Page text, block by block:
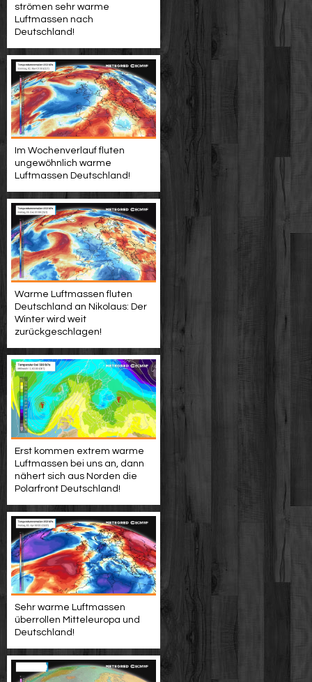
strömen sehr warme
Luftmassen nach
Deutschland!
Im Wochenverlauf fluten
ungewöhnlich warme
Luftmassen Deutschland!
Warme Luftmassen fluten
Deutschland an Nikolaus: Der
Winter wird weit
zurückgeschlagen!
Erst kommen extrem warme
Luftmassen bei uns an, dann
nähert sich aus Norden die
Polarfront Deutschland!
Sehr warme Luftmassen
überrollen Mitteleuropa und
Deutschland!